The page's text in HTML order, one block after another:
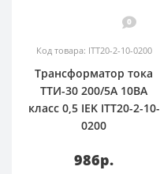
0
Код товара: ITT20-2-10-0200
Трансформатор тока
ТТИ-30 200/5А 10ВА
класс 0,5 IEK ITT20-2-10-
0200
986р.